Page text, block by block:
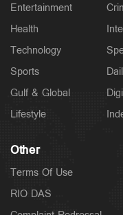
Latest
അര്‍ജുന്‍
2 hours ago
Entertainment
Health
Technology
Sports
Gulf & Global
Lifestyle
Other
Terms Of Use
RIO DAS